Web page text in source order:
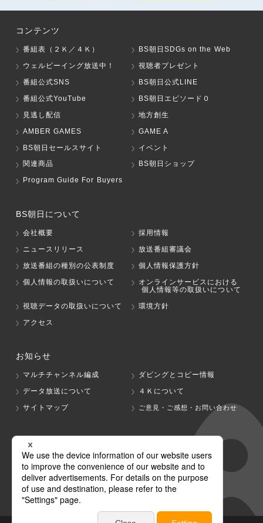
コンテンツ
番組表（２Ｋ／４Ｋ）
BS朝日SDGs on the Web
ウェルビーイング放送中！
視聴者プレゼント
番組公式SNS
BS朝日公式LINE
番組公式YouTube
BS朝日エピソード０
見逃し配信
地方創生
AMBER GAMES
GAME A
BS朝日セールスサイト
イベント
関連商品
BS朝日ショップ
Program Guide For Buyers
BS朝日について
会社概要
採用情報
ニュースリリース
放送番組審議会
放送番組の種別の公表制度
個人情報保護方針
個人情報の取扱いについて
オンラインサービスにおける
個人情報等の取扱いについて
視聴データの取扱いについて
環境方針
アクセス
お知らせ
マルチチャンネル編成
ダビングとコピー情報
データ放送について
４Ｋについて
サイトマップ
ご意見・ご感想・お問い合わせ
グループ会社
テレビ朝日 テレ朝チャンネル